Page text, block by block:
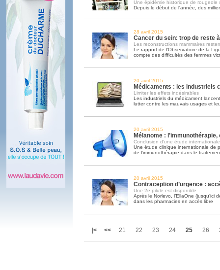
Une épidémie historique de rougeole
Depuis le début de l'année, des
28 avril 2015
Cancer du sein: trop de reste
Les reconstructions mammaires
Le rapport de l'Observatoire de la
compte des difficultés des femmes
20 avril 2015
Médicaments : les industriels
Limiter les effets indésirables
Les industriels du médicament
lutter contre les mauvais usages et
20 avril 2015
Mélanome :
Conclusion d’une étude internationale
Une étude clinique internationale de
de l’immunothérapie dans le
20 avril 2015
Contraception d’urgence :
Une 2e pilule est disponible
Après le Norlevo, l’EllaOne (jusqu’ici
dans les pharmacies en accès libre
|< << 21 22 23 24 25 26